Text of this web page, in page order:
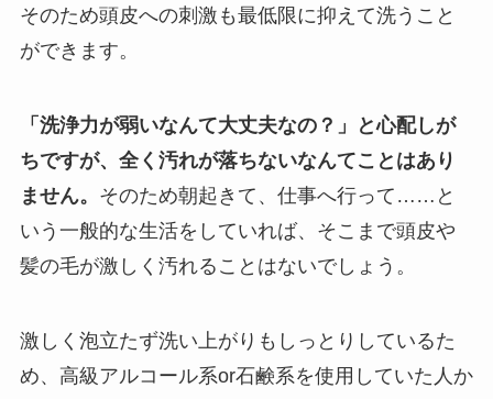
そのため頭皮への刺激も最低限に抑えて洗うこと
ができます。
「洗浄力が弱いなんて大丈夫なの？」と心配しが
ちですが、全く汚れが落ちないなんてことはあり
ません。 そのため朝起きて、仕事へ行って……と
いう一般的な生活をしていれば、そこまで頭皮や
髪の毛が激しく汚れることはないでしょう。
激しく泡立たず洗い上がりもしっとりしているた
め、高級アルコール系or石鹸系を使用していた人か